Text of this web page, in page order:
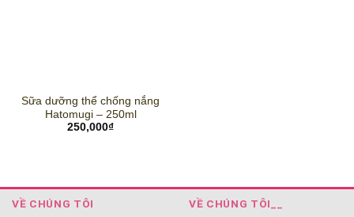
Sữa dưỡng thể chống nắng
Hatomugi – 250ml
250,000₫
VỀ CHÚNG TÔI
VỀ CHÚNG TÔI__